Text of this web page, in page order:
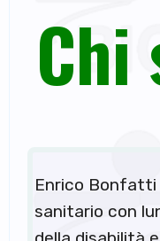
Chi
Enrico Bonfatti
sanitario con